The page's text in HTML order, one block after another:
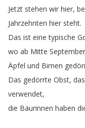
Jetzt stehen wir hier,
Jahrzehnten hier steht.
Das ist eine typische
wo ab Mitte September
Äpfel und Birnen
Das gedörrte Obst,
verwendet,
die Bäurinnen haben